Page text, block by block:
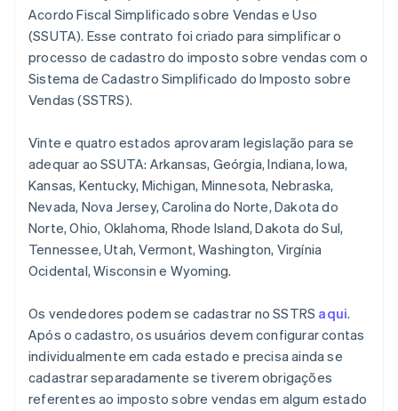
Acordo Fiscal Simplificado sobre Vendas e Uso
(SSUTA). Esse contrato foi criado para simplificar o
processo de cadastro do imposto sobre vendas com o
Sistema de Cadastro Simplificado do Imposto sobre
Vendas (SSTRS).
Vinte e quatro estados aprovaram legislação para se
adequar ao SSUTA: Arkansas, Geórgia, Indiana, Iowa,
Kansas, Kentucky, Michigan, Minnesota, Nebraska,
Nevada, Nova Jersey, Carolina do Norte, Dakota do
Norte, Ohio, Oklahoma, Rhode Island, Dakota do Sul,
Tennessee, Utah, Vermont, Washington, Virgínia
Ocidental, Wisconsin e Wyoming.
Os vendedores podem se cadastrar no SSTRS aqui.
Após o cadastro, os usuários devem configurar contas
individualmente em cada estado e precisa ainda se
cadastrar separadamente se tiverem obrigações
referentes ao imposto sobre vendas em algum estado